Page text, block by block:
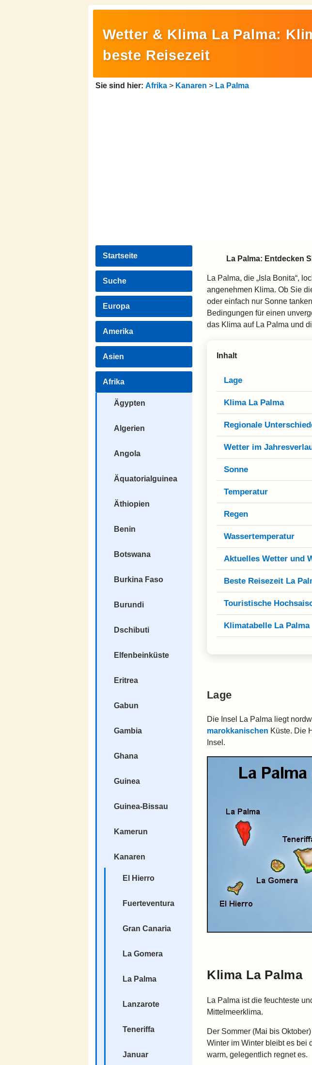
Wetter & Klima La Palma:
beste Reisezeit
Sie sind hier: Afrika > Kanaren > La Palma
Startseite
Suche
Europa
Amerika
Asien
Afrika
Ägypten
Algerien
Angola
Äquatorialguinea
Äthiopien
Benin
Botswana
Burkina Faso
Burundi
Dschibuti
Elfenbeinküste
Eritrea
Gabun
Gambia
Ghana
Guinea
Guinea-Bissau
Kamerun
Kanaren
El Hierro
Fuerteventura
Gran Canaria
La Gomera
La Palma
Lanzarote
Teneriffa
Januar
La Palma: Entdecken
La Palma, die „Isla Bonita“,
angenehmen Klima. Ob Sie
oder einfach nur Sonne
Bedingungen für einen
das Klima auf La Palma und
Inhalt
Lage
Klima La Palma
Regionale
Wetter im
Sonne
Temperatur
Regen
Wassertemperatur
Aktuelles Wetter und
Beste Reisezeit La
Touristische
Klimatabelle La Palma
Lage
Die Insel La Palma liegt
marokkanischen Küste. Die
Insel.
Klima La Palma
La Palma ist die feuchteste
Mittelmeerklima.
Der Sommer (Mai bis
Winter im Winter bleibt es bei
warm, gelegentlich regnet es.